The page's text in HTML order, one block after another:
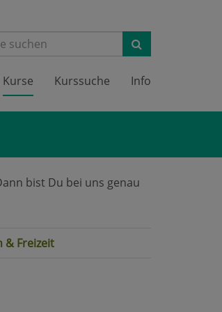
Suchen
Kurse Kurssuche Info
bist Du bei uns genau
& Freizeit